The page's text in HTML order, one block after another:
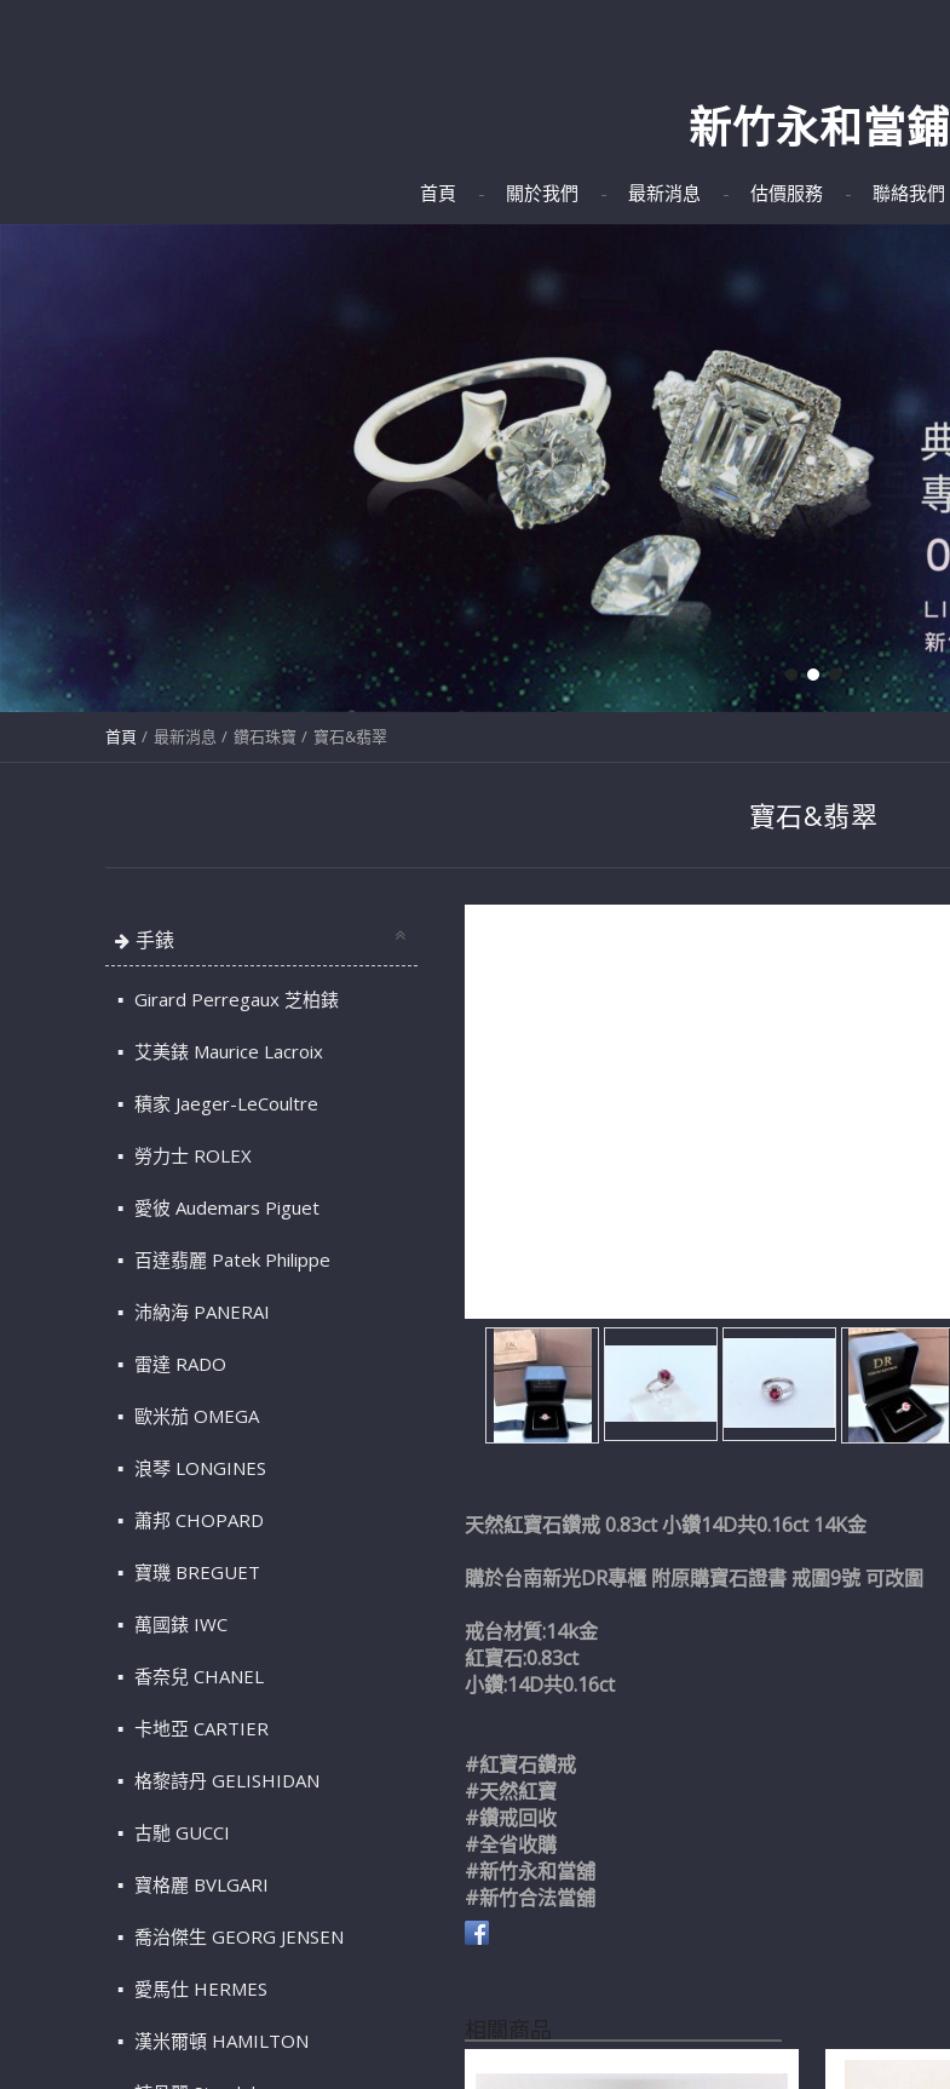
新竹永和當鋪
首頁 關於我們 最新消息 估價服務 聯絡我們
首頁 最新消息 鑽石珠寶 寶石&翡翠
寶石&翡翠
手錶
Girard Perregaux 芝柏錶
艾美錶 Maurice Lacroix
積家 Jaeger-LeCoultre
勞力士 ROLEX
愛彼 Audemars Piguet
百達翡麗 Patek Philippe
沛納海 PANERAI
雷達 RADO
歐米茄 OMEGA
浪琴 LONGINES
蕭邦 CHOPARD
寶璣 BREGUET
萬國錶 IWC
香奈兒 CHANEL
卡地亞 CARTIER
格黎詩丹 GELISHIDAN
古馳 GUCCI
寶格麗 BVLGARI
喬治傑生 GEORG JENSEN
愛馬仕 HERMES
漢米爾頓 HAMILTON
天然紅寶石鑽戒 0.83ct 小鑽14D共0.16ct 14K金
購於台南新光DR專櫃 附原購寶石證書 戒圍9號 可改圍
戒台材質:14k金
紅寶石:0.83ct
小鑽:14D共0.16ct
#紅寶石鑽戒
#天然紅寶
#鑽戒回收
#全省收購
#新竹永和當舖
#新竹合法當舖
相關商品